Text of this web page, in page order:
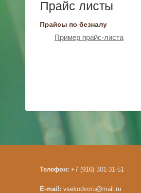
Прайс листы
Прайсы по безналу
Пример прайс-листа
Телефон: +7 (916) 301-31-51
E-mail: vsekodvoru@mail.ru